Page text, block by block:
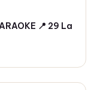
📍 29 La